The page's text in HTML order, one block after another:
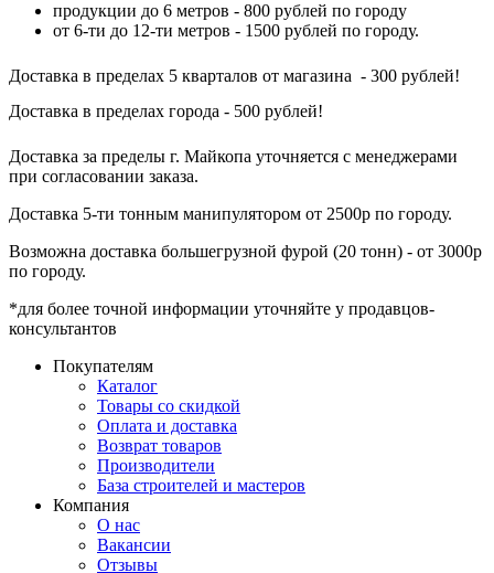
продукции до 6 метров - 800 рублей по городу
от 6-ти до 12-ти метров - 1500 рублей по городу.
Доставка в пределах 5 кварталов от магазина - 300 рублей!
Доставка в пределах города - 500 рублей!
Доставка за пределы г. Майкопа уточняется с менеджерами
при согласовании заказа.
Доставка 5-ти тонным манипулятором от 2500р по городу.
Возможна доставка большегрузной фурой (20 тонн) - от 3000р
по городу.
*для более точной информации уточняйте у продавцов-
консультантов
Покупателям
Каталог
Товары со скидкой
Оплата и доставка
Возврат товаров
Производители
База строителей и мастеров
Компания
О нас
Вакансии
Отзывы